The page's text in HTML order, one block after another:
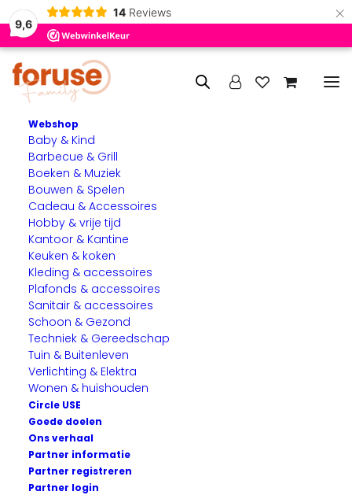
9,6
14 Reviews ×
Webshop
Baby & Kind
Barbecue & Grill
Boeken & Muziek
Bouwen & Spelen
Cadeau & Accessoires
Hobby & vrije tijd
Kantoor & Kantine
Keuken & koken
Kleding & accessoires
Plafonds & accessoires
Sanitair & accessoires
Schoon & Gezond
Techniek & Gereedschap
Tuin & Buitenleven
Verlichting & Elektra
Wonen & huishouden
Circle USE
Goede doelen
Ons verhaal
Partner informatie
Partner registreren
Partner login
Home Wonen & huishouden
AANBIEDING!